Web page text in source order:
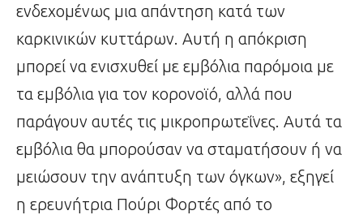
ενδεχομένως μια απάντηση κατά των
καρκινικών κυττάρων. Αυτή η απόκριση
μπορεί να ενισχυθεί με εμβόλια παρόμοια με
τα εμβόλια για τον κορονοϊό, αλλά που
παράγουν αυτές τις μικροπρωτεΐνες. Αυτά τα
εμβόλια θα μπορούσαν να σταματήσουν ή να
μειώσουν την ανάπτυξη των όγκων», εξηγεί
η ερευνήτρια Πούρι Φορτές από το